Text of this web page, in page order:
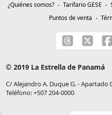
¿Quiénes somos? Tarifario GESE
Puntos de venta
© 2019 La Estrella de Panamá
C/ Alejandro A. Duque G. - Apartado
Teléfono: +507 204-0000